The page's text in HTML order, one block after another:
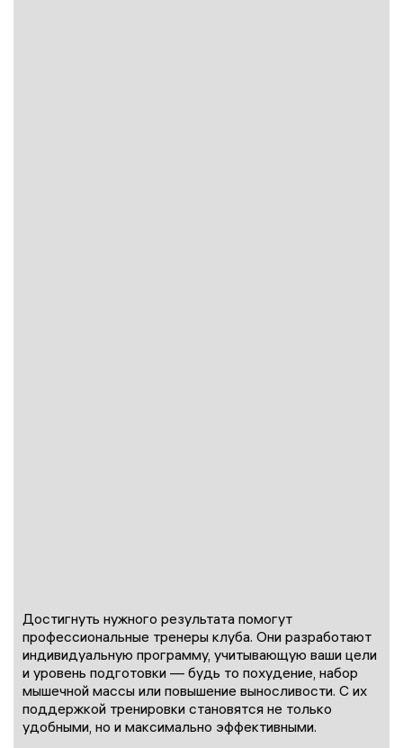
Достигнуть нужного результата помогут
профессиональные тренеры клуба. Они разработают
индивидуальную программу, учитывающую ваши цели
и уровень подготовки — будь то похудение, набор
мышечной массы или повышение выносливости. С их
поддержкой тренировки становятся не только
удобными, но и максимально эффективными.